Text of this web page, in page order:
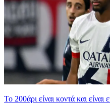
Το 200άρι είναι κοντά και είναι